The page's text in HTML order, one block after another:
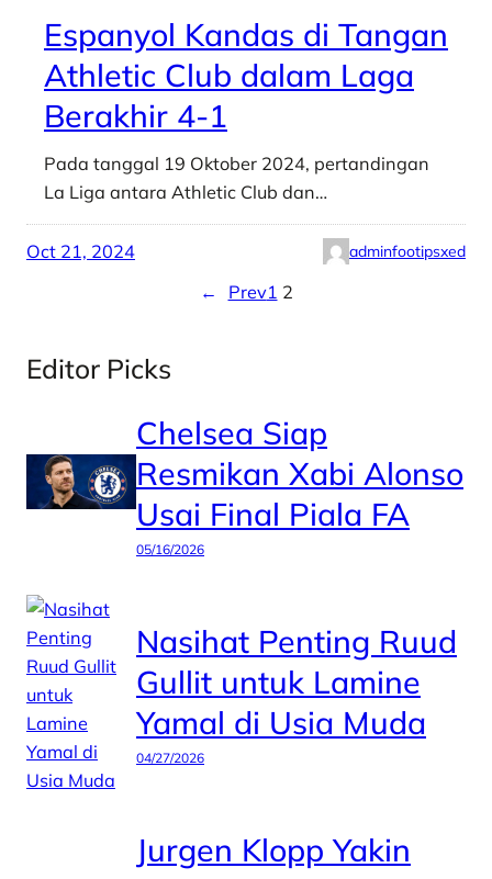
Espanyol Kandas di Tangan
Athletic Club dalam Laga
Berakhir 4-1
Pada tanggal 19 Oktober 2024, pertandingan
La Liga antara Athletic Club dan…
Oct 21, 2024 adminfootipsxed
← Prev1 2
Editor Picks
Chelsea Siap
Resmikan Xabi Alonso
Usai Final Piala FA
05/16/2026
Nasihat Penting Ruud
Gullit untuk Lamine
Yamal di Usia Muda
04/27/2026
Jurgen Klopp Yakin